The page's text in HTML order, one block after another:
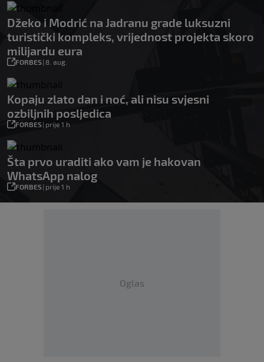
Džeko i Modrić na Jadranu grade luksuzni
turistički kompleks, vrijednost projekta skoro
milijardu eura
FORBES| 8. aug.
Kopaju zlato dan i noć, ali nisu svjesni
ozbiljnih posljedica
FORBES| prije 1 h
Šta prvo uraditi ako vam je hakovan
WhatsApp nalog
FORBES| prije 1 h
Oglas